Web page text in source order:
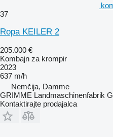
37
Ropa KEILER 2
205.000 €
Kombajn za krompir
2023
637 m/h
Nemčija, Damme
GRIMME Landmaschinenfabrik
Kontaktirajte prodajalca